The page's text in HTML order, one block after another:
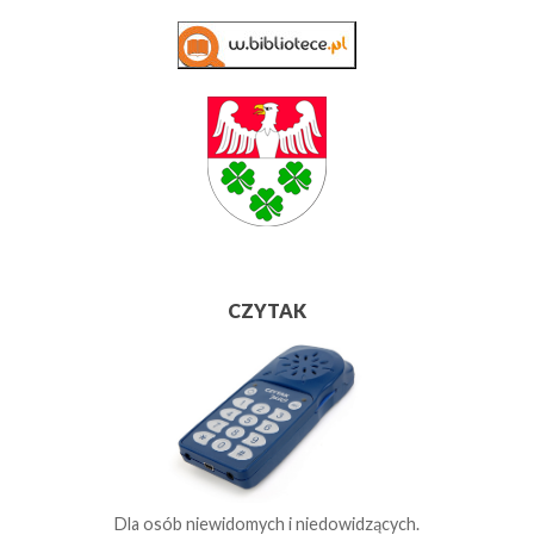
CZYTAK
Dla osób niewidomych i niedowidzących.